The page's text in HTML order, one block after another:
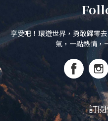
享受吧！環遊世界，勇敢歸零
氣，一點熱情，
訂